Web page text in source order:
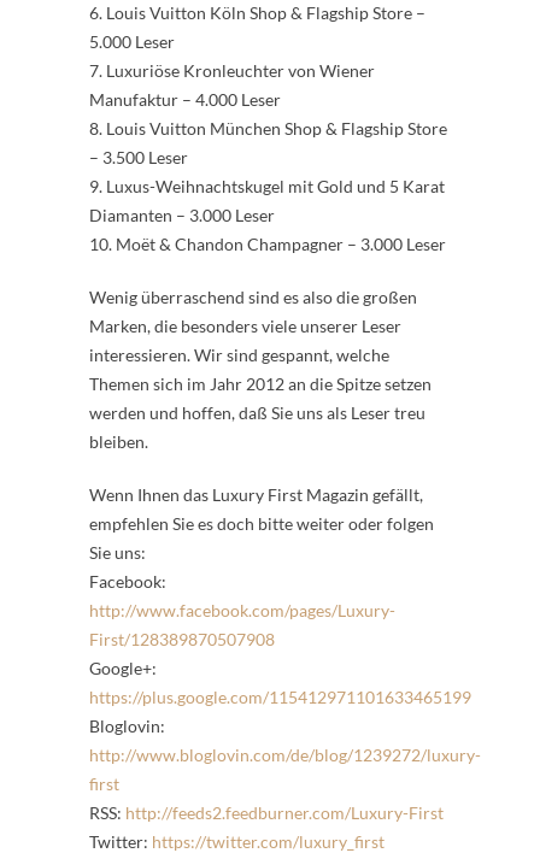
6. Louis Vuitton Köln Shop & Flagship Store –
5.000 Leser
7. Luxuriöse Kronleuchter von Wiener
Manufaktur – 4.000 Leser
8. Louis Vuitton München Shop & Flagship Store
– 3.500 Leser
9. Luxus-Weihnachtskugel mit Gold und 5 Karat
Diamanten – 3.000 Leser
10. Moët & Chandon Champagner – 3.000 Leser
Wenig überraschend sind es also die großen
Marken, die besonders viele unserer Leser
interessieren. Wir sind gespannt, welche
Themen sich im Jahr 2012 an die Spitze setzen
werden und hoffen, daß Sie uns als Leser treu
bleiben.
Wenn Ihnen das Luxury First Magazin gefällt,
empfehlen Sie es doch bitte weiter oder folgen
Sie uns:
Facebook:
http://www.facebook.com/pages/Luxury-
First/128389870507908
Google+:
https://plus.google.com/115412971101633465199
Bloglovin:
http://www.bloglovin.com/de/blog/1239272/luxury-
first
RSS: http://feeds2.feedburner.com/Luxury-First
Twitter: https://twitter.com/luxury_first